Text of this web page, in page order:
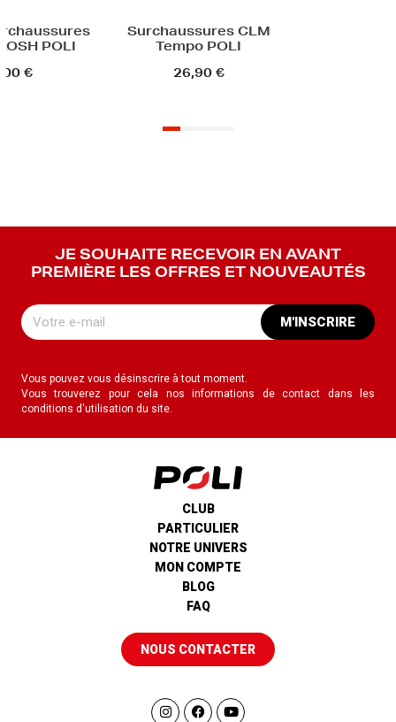
POLI
€
Surchaussures CLM
Tempo POLI
26,90 €
JE SOUHAITE RECEVOIR EN AVANT
PREMIÈRE LES OFFRES ET NOUVEAUTÉS
M'INSCRIRE
Vous pouvez vous désinscrire à tout moment.
Vous trouverez pour cela nos informations de contact dans les
conditions d'utilisation du site.
CLUB
PARTICULIER
NOTRE UNIVERS
MON COMPTE
BLOG
FAQ
NOUS CONTACTER